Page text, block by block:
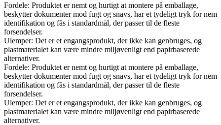
Fordele: Produktet er nemt og hurtigt at montere på emballage,
beskytter dokumenter mod fugt og snavs, har et tydeligt tryk for nem
identifikation og fås i standardmål, der passer til de fleste
forsendelser.
Ulemper: Det er et engangsprodukt, der ikke kan genbruges, og
plastmaterialet kan være mindre miljøvenligt end papirbaserede
alternativer.
Fordele: Produktet er nemt og hurtigt at montere på emballage,
beskytter dokumenter mod fugt og snavs, har et tydeligt tryk for nem
identifikation og fås i standardmål, der passer til de fleste
forsendelser.
Ulemper: Det er et engangsprodukt, der ikke kan genbruges, og
plastmaterialet kan være mindre miljøvenligt end papirbaserede
alternativer.